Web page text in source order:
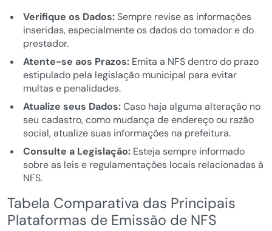
Verifique os Dados:Sempre revise as informações
inseridas, especialmente os dados do tomador e do
prestador.
Atente-se aos Prazos:Emita a NFS dentro do prazo
estipulado pela legislação municipal para evitar
multas e penalidades.
Atualize seus Dados:Caso haja alguma alteração no
seu cadastro, como mudança de endereço ou razão
social, atualize suas informações na prefeitura.
Consulte a Legislação:Esteja sempre informado
sobre as leis e regulamentações locais relacionadas à
NFS.
Tabela Comparativa das Principais
Plataformas de Emissão de NFS